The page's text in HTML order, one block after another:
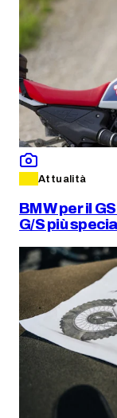
Attualità
BMW per il
G/S più